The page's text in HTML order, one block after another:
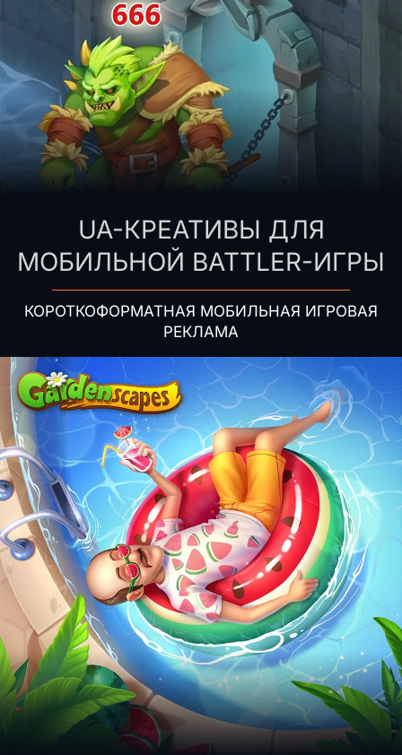
UA-КРЕАТИВЫ ДЛЯ
МОБИЛЬНОЙ BATTLER-ИГРЫ
КОРОТКОФОРМАТНАЯ МОБИЛЬНАЯ ИГРОВАЯ
РЕКЛАМА